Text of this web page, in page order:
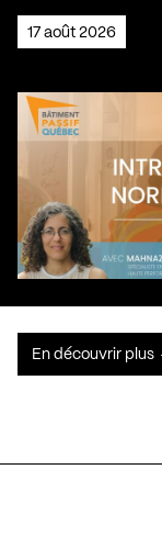
17 août 2026
En découvrir plus